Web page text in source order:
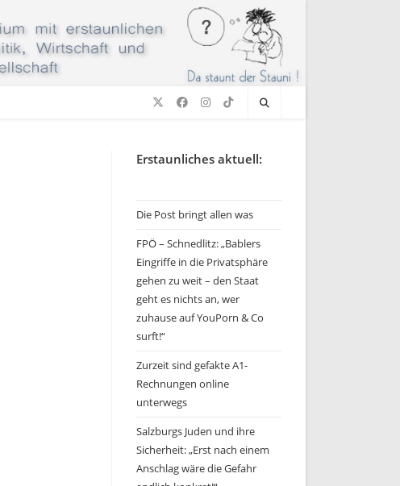
Erstaunliches aktuell:
Die Post bringt allen was
FPÖ – Schnedlitz: „Bablers
Eingriffe in die Privatsphäre
gehen zu weit – den Staat
geht es nichts an, wer
zuhause auf YouPorn & Co
surft!“
Zurzeit sind gefakte A1-
Rechnungen online
unterwegs
Salzburgs Juden und ihre
Sicherheit: „Erst nach einem
Anschlag wäre die Gefahr